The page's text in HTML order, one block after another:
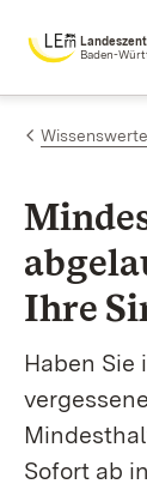
Zum
Baden-
Ihre
Haben
Sofort ab